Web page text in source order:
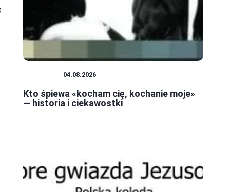
04.08.2026
Kto śpiewa «kocham cię, kochanie moje»
— historia i ciekawostki